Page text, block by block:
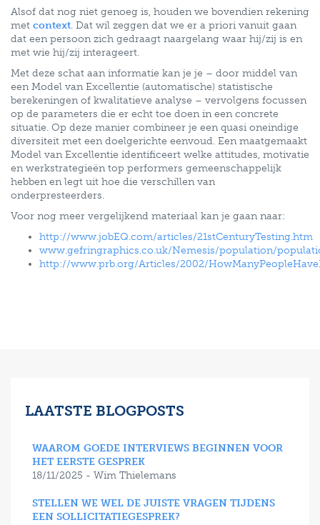
Alsof dat nog niet genoeg is, houden we bovendien rekening
met context. Dat wil zeggen dat we er a priori vanuit gaan
dat een persoon zich gedraagt naargelang waar hij/zij is en
met wie hij/zij interageert.
Met deze schat aan informatie kan je je – door middel van
een Model van Excellentie (automatische) statistische
berekeningen of kwalitatieve analyse – vervolgens focussen
op de parameters die er echt toe doen in een concrete
situatie. Op deze manier combineer je een quasi oneindige
diversiteit met een doelgerichte eenvoud. Een maatgemaakt
Model van Excellentie identificeert welke attitudes, motivatie
en werkstrategieën top performers gemeenschappelijk
hebben en legt uit hoe die verschillen van
onderpresteerders.
Voor nog meer vergelijkend materiaal kan je gaan naar:
http://www.jobEQ.com/articles/21stCenturyTesting.htm
www.gefringraphics.co.uk/Nemesis/population/
http://www.prb.org/Articles/2002/
LAATSTE BLOGPOSTS
WAAROM GOEDE INTERVIEWS BEGINNEN VOOR
HET EERSTE GESPREK
18/11/2025 - Wim Thielemans
STELLEN WE WEL DE JUISTE VRAGEN TIJDENS
EEN SOLLICITATIEGESPREK?